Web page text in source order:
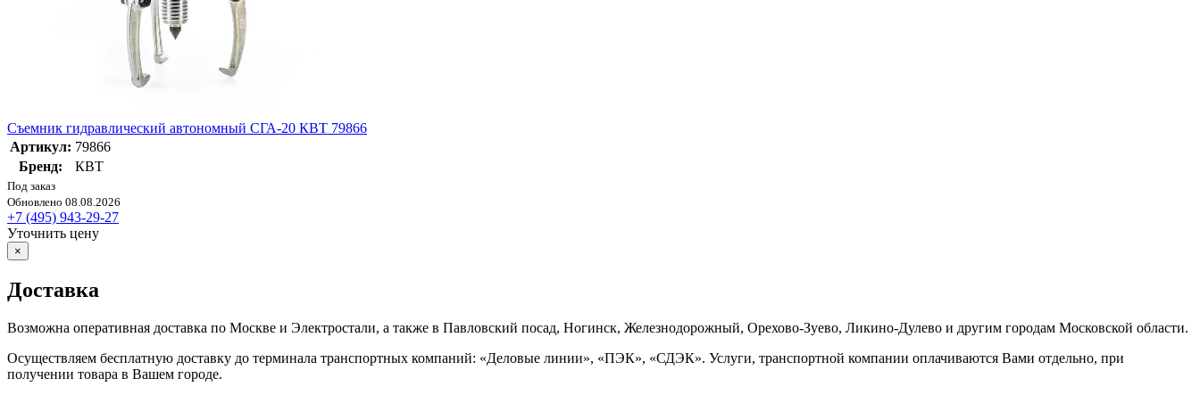
Съемник гидравлический автономный СГА-20 КВТ 79866
Артикул: 79866
Бренд:
КВТ
Под заказ
Обновлено 08.08.2026
+7 (495) 943-29-27
Уточнить цену
×
Доставка
Возможна оперативная доставка по Москве и Электростали, а также в Павловский посад, Ногинск, Железнодорожный, Орехово-Зуево, Ликино-Дулево и другим городам Московской области.
Осуществляем бесплатную доставку до терминала транспортных компаний: «Деловые линии», «ПЭК», «СДЭК». Услуги, транспортной компании оплачиваются Вами отдельно, при
получении товара в Вашем городе.